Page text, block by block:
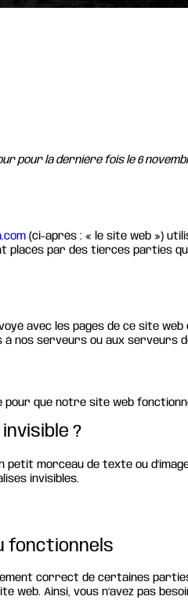
pour la dernière fois le 6
(ci-après : « le site web »)
placés par des tierces parties
avec les pages de ce site
nos serveurs ou aux serveurs
pour que notre site web
invisible ?
petit morceau de texte ou
invisibles.
fonctionnels
correct de certaines
web. Ainsi, vous n’avez pas